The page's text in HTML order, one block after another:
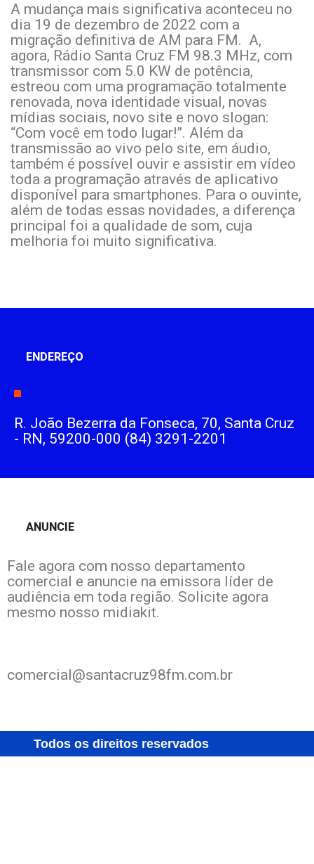
A mudança mais significativa aconteceu no
dia 19 de dezembro de 2022 com a
migração definitiva de AM para FM. A,
agora, Rádio Santa Cruz FM 98.3 MHz, com
transmissor com 5.0 KW de potência,
estreou com uma programação totalmente
renovada, nova identidade visual, novas
mídias sociais, novo site e novo slogan:
“Com você em todo lugar!”. Além da
transmissão ao vivo pelo site, em áudio,
também é possível ouvir e assistir em vídeo
toda a programação através de aplicativo
disponível para smartphones. Para o ouvinte,
além de todas essas novidades, a diferença
principal foi a qualidade de som, cuja
melhoria foi muito significativa.
ENDEREÇO
R. João Bezerra da Fonseca, 70, Santa Cruz
- RN, 59200-000 (84) 3291-2201
ANUNCIE
Fale agora com nosso departamento
comercial e anuncie na emissora líder de
audiência em toda região. Solicite agora
mesmo nosso midiakit.
comercial@santacruz98fm.com.br
Todos os direitos reservados